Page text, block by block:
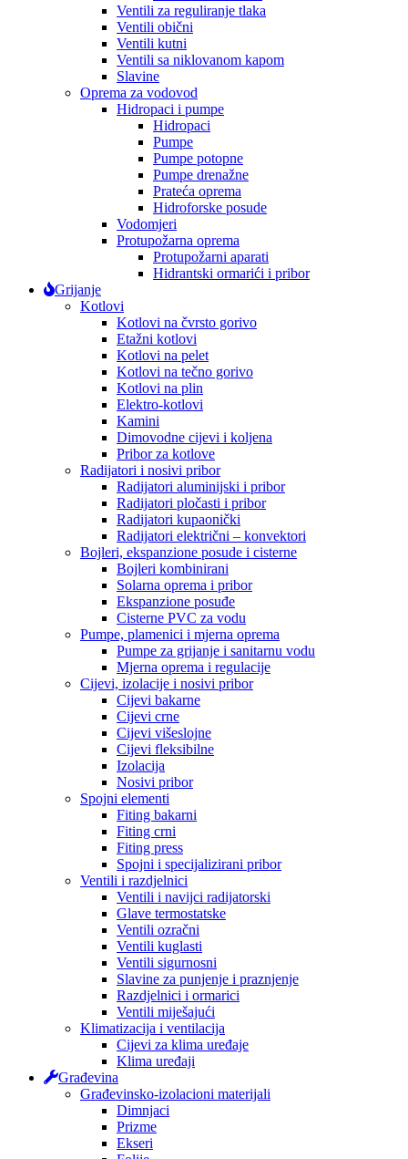
Ventili za reguliranje tlaka
Ventili obični
Ventili kutni
Ventili sa niklovanom kapom
Slavine
Oprema za vodovod
Hidropaci i pumpe
Hidropaci
Pumpe
Pumpe potopne
Pumpe drenažne
Prateća oprema
Hidroforske posude
Vodomjeri
Protupožarna oprema
Protupožarni aparati
Hidrantski ormarići i pribor
Grijanje
Kotlovi
Kotlovi na čvrsto gorivo
Etažni kotlovi
Kotlovi na pelet
Kotlovi na tečno gorivo
Kotlovi na plin
Elektro-kotlovi
Kamini
Dimovodne cijevi i koljena
Pribor za kotlove
Radijatori i nosivi pribor
Radijatori aluminijski i pribor
Radijatori pločasti i pribor
Radijatori kupaonički
Radijatori električni – konvektori
Bojleri, ekspanzione posude i cisterne
Bojleri kombinirani
Solarna oprema i pribor
Ekspanzione posuđe
Cisterne PVC za vodu
Pumpe, plamenici i mjerna oprema
Pumpe za grijanje i sanitarnu vodu
Mjerna oprema i regulacije
Cijevi, izolacije i nosivi pribor
Cijevi bakarne
Cijevi crne
Cijevi višeslojne
Cijevi fleksibilne
Izolacija
Nosivi pribor
Spojni elementi
Fiting bakarni
Fiting crni
Fiting press
Spojni i specijalizirani pribor
Ventili i razdjelnici
Ventili i navijci radijatorski
Glave termostatske
Ventili ozračni
Ventili kuglasti
Ventili sigurnosni
Slavine za punjenje i praznjenje
Razdjelnici i ormarici
Ventili miješajući
Klimatizacija i ventilacija
Cijevi za klima uređaje
Klima uređaji
Građevina
Građevinsko-izolacioni materijali
Dimnjaci
Prizme
Ekseri